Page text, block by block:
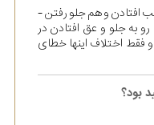
و هم جلو رفتن -
به جلو و عق افتادن در
اختلاف اینها خطای
بود؟